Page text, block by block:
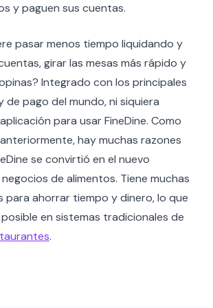
y paguen sus cuentas.
pasar menos tiempo liquidando y
girar las mesas más rápido y
Integrado con los principales
de pago del mundo, ni siquiera
para usar FineDine. Como
hay muchas razones
se convirtió en el nuevo
de alimentos. Tiene muchas
para ahorrar tiempo y dinero, lo que
en sistemas tradicionales de
.